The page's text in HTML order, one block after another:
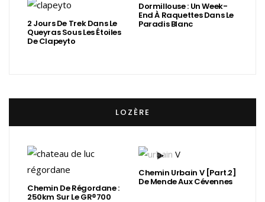
2 Jours De Trek Dans Le
Queyras Sous Les Étoiles
De Clapeyto
Dormillouse : Un Week-
End À Raquettes Dans Le
Paradis Blanc
LOZÈRE
Chemin De Régordane :
250km Sur Le GR®700
Chemin Urbain V [Part.2]
De Mende Aux Cévennes